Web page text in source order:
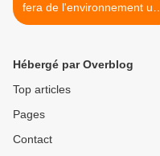
fera de l'environnement une
priorité
Hébergé par Overblog
Top articles
Pages
Contact